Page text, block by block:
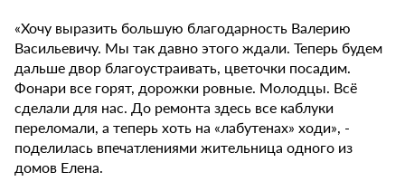
«Хочу выразить большую благодарность Валерию
Васильевичу. Мы так давно этого ждали. Теперь будем
дальше двор благоустраивать, цветочки посадим.
Фонари все горят, дорожки ровные. Молодцы. Всё
сделали для нас. До ремонта здесь все каблуки
переломали, а теперь хоть на «лабутенах» ходи», -
поделилась впечатлениями жительница одного из
домов Елена.